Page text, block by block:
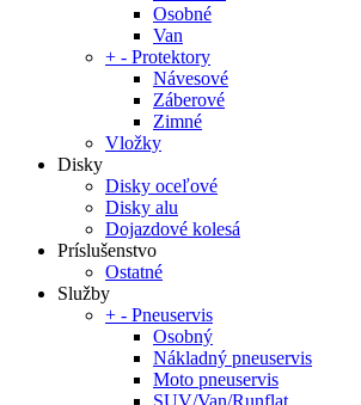
Osobné
Van
+ - Protektory
Návesové
Záberové
Zimné
Vložky
Disky
Disky oceľové
Disky alu
Dojazdové kolesá
Príslušenstvo
Ostatné
Služby
+ - Pneuservis
Osobný
Nákladný pneuservis
Moto pneuservis